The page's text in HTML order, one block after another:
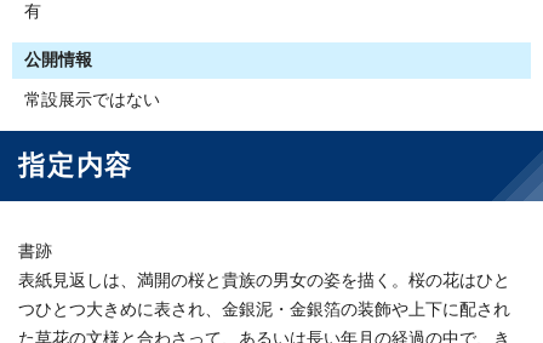
有
公開情報
常設展示ではない
指定内容
書跡
表紙見返しは、満開の桜と貴族の男女の姿を描く。桜の花はひと
つひとつ大きめに表され、金銀泥・金銀箔の装飾や上下に配され
た草花の文様と合わさって、あるいは長い年月の経過の中で、き